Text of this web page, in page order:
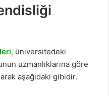
, üniversitedeki
uzmanlıklarına göre
aşağıdaki gibidir.